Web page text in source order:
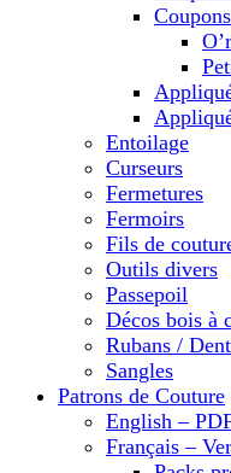
Entoilage
Curseurs
Fermetures
Fermoirs
Fils de
Outils divers
Passepoil
Décos bois à
Rubans /
Sangles
Patrons de Couture
English –
Français –